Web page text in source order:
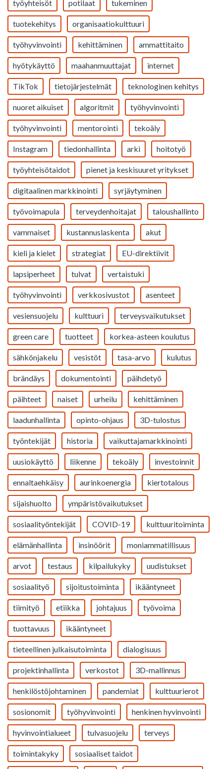
työyhteisöt potilaat tukeminen
tuotekehitys organisaatiokulttuuri
työhyvinvointi kehittäminen ammattitaito
hyötykäyttö maahanmuuttajat internet
TikTok tietojärjestelmät teknologinen kehitys
nuoret aikuiset algoritmit työhyvinvointi
työhyvinvointi mentorointi tekoäly
Instagram tiedonhallinta arki hoitotyö
työyhteisötaidot pienet ja keskisuuret yritykset
digitaalinen markkinointi syrjäytyminen
työvoimapula terveydenhoitajat taloushallinto
vammaiset kustannuslaskenta akut
kieli ja kielet strategiat EU-direktiivit
lapsiperheet tulvat vertaistuki
työhyvinvointi verkkosivustot asenteet
vesiensuojelu kulttuuri terveysvaikutukset
green care tuotteet korkea-asteen koulutus
sähkönjakelu vesistöt tasa-arvo kulutus
brändäys dokumentointi päihdetyö
päihteet naiset urheilu kehittäminen
laadunhallinta opinto-ohjaus 3D-tulostus
työntekijät historia vaikuttajamarkkinointi
uusiokäyttö liikenne tekoäly investoinnit
ennaltaehkäisy aurinkoenergia kiertotalous
sijaishuolto ympäristövaikutukset
sosiaalityöntekijät COVID-19 kulttuuritoiminta
elämänhallinta insinöörit moniammatillisuus
arvot testaus kilpailukyky uudistukset
sosiaalityö sijoitustoiminta ikääntyneet
tiimityö etiikka johtajuus työvoima
tuottavuus ikääntyneet
tieteellinen julkaisutoiminta dialogisuus
projektinhallinta verkostot 3D-mallinnus
henkilöstöjohtaminen pandemiat kulttuurierot
sosionomit työhyvinvointi henkinen hyvinvointi
hyvinvointialueet tulvasuojelu terveys
toimintakyky sosiaaliset taidot